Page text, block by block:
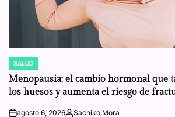
POSTED
IN
SALUD
Menopausia: el cambio hormonal que
los huesos y aumenta el riesgo de
agosto 6, 2026 Sachiko Mora